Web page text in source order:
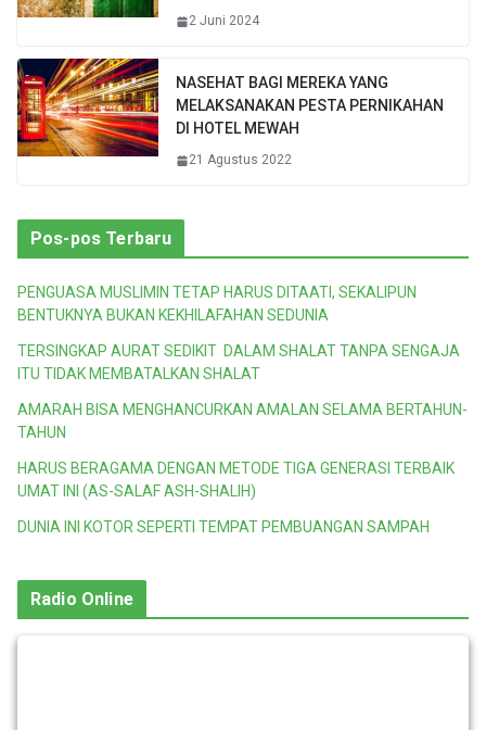
2 Juni 2024
NASEHAT BAGI MEREKA YANG
MELAKSANAKAN PESTA PERNIKAHAN
DI HOTEL MEWAH
21 Agustus 2022
Pos-pos Terbaru
PENGUASA MUSLIMIN TETAP HARUS DITAATI, SEKALIPUN
BENTUKNYA BUKAN KEKHILAFAHAN SEDUNIA
TERSINGKAP AURAT SEDIKIT DALAM SHALAT TANPA SENGAJA
ITU TIDAK MEMBATALKAN SHALAT
AMARAH BISA MENGHANCURKAN AMALAN SELAMA BERTAHUN-
TAHUN
HARUS BERAGAMA DENGAN METODE TIGA GENERASI TERBAIK
UMAT INI (AS-SALAF ASH-SHALIH)
DUNIA INI KOTOR SEPERTI TEMPAT PEMBUANGAN SAMPAH
Radio Online